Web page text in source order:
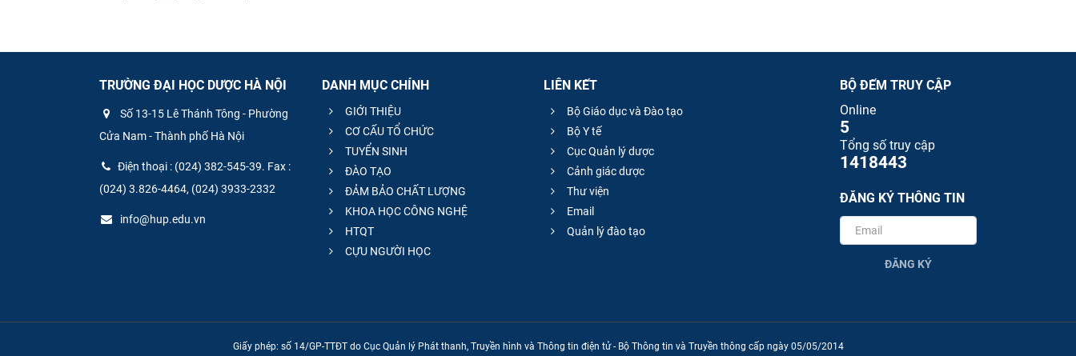
TRƯỜNG ĐẠI HỌC DƯỢC HÀ NỘI
Số 13-15 Lê Thánh Tông - Phường
Cửa Nam - Thành phố Hà Nội
Điện thoại : (024) 382-545-39. Fax :
(024) 3.826-4464, (024) 3933-2332
info@hup.edu.vn
DANH MỤC CHÍNH
GIỚI THIỆU
CƠ CẤU TỔ CHỨC
TUYỂN SINH
ĐÀO TẠO
ĐẢM BẢO CHẤT LƯỢNG
KHOA HỌC CÔNG NGHỆ
HTQT
CỰU NGƯỜI HỌC
LIÊN KẾT
Bộ Giáo dục và Đào tạo
Bộ Y tế
Cục Quản lý dược
Cảnh giác dược
Thư viện
Email
Quản lý đào tạo
BỘ ĐẾM TRUY CẬP
Online
5
Tổng số truy cập
1418443
ĐĂNG KÝ THÔNG TIN
ĐĂNG KÝ
Giấy phép: số 14/GP-TTĐT do Cục Quản lý Phát thanh, Truyền hình và Thông tin điện tử - Bộ Thông tin và Truyền thông cấp ngày 05/05/2014